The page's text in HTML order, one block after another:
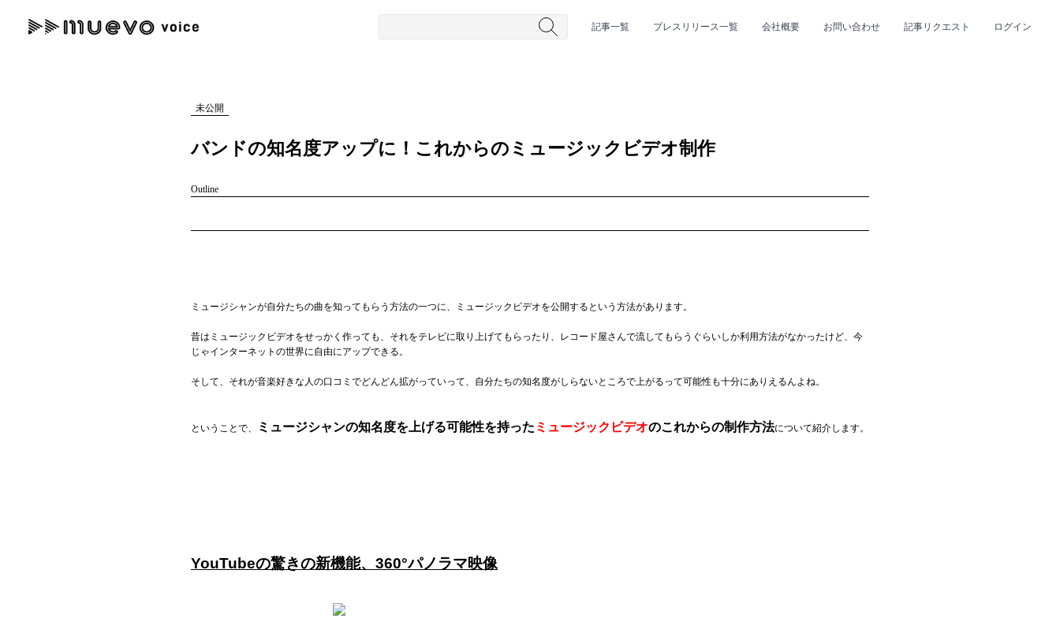
記事一覧 プレスリリース一覧 会社概要 お問い合わせ 記事リクエスト ログイン
"読者の声を形にする”音楽特化メディア
未公開
バンドの知名度アップに！これからのミュージックビデオ制作
Outline
ミュージシャンが自分たちの曲を知ってもらう方法の一つに、ミュージックビデオを公開するという方法があります。
昔はミュージックビデオをせっかく作っても、それをテレビに取り上げてもらったり、レコード屋さんで流してもらうぐらいしか利用方法がなかったけど、今
じゃインターネットの世界に自由にアップできる。
そして、それが音楽好きな人の口コミでどんどん拡がっていって、自分たちの知名度がしらないところで上がるって可能性も十分にありえるんよね。
ということで、 ミュージシャンの知名度を上げる可能性を持った ミュージックビデオのこれからの制作方法について紹介します。
YouTubeの驚きの新機能、360°パノラマ映像